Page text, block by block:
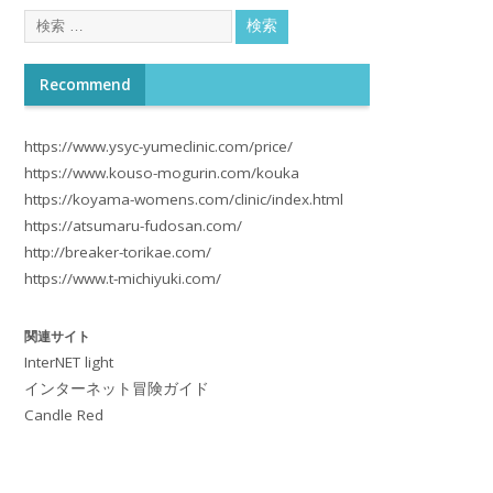
Recommend
https://www.ysyc-yumeclinic.com/price/
https://www.kouso-mogurin.com/kouka
https://koyama-womens.com/clinic/index.html
https://atsumaru-fudosan.com/
http://breaker-torikae.com/
https://www.t-michiyuki.com/
関連サイト
InterNET light
インターネット冒険ガイド
Candle Red